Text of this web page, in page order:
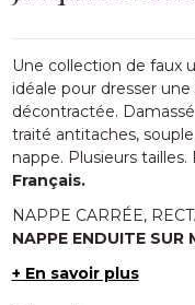
Une collection de faux
idéale pour dresser
décontractée.
traité antitaches,
nappe. Plusieurs tailles.
Français.
NAPPE CARR­ÉE,
NAPPE ENDUITE SUR
+ En savoir plus